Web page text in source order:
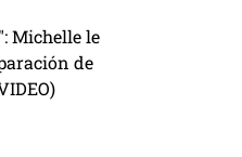
Michelle le
de